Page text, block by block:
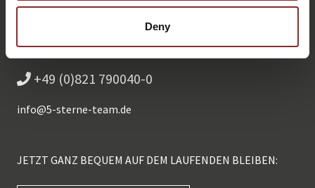
Deny
KONTAKTIEREN SIE UNS: PERSÖNLICH, DIREKT UND
OHNE WARTESCHLEIFE.
+49 (0)821 790040-0
info@5-sterne-team.de
JETZT GANZ BEQUEM AUF DEM LAUFENDEN BLEIBEN: